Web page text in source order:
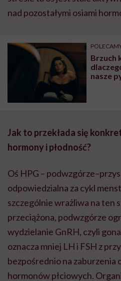
nad pozostałymi osiami
Brzuch
nasze
Jak to przekłada się
hormony i płodność?
Oś HPG –
odpowiedzialna za cykl
szczególnie wrażliwa na ten
przeciążona, podwzgórze
wydzielanie GnRH, czyli
oznacza mniej LH i FSH z
bezpośrednio na zaburzenia
hormonów płciowych.